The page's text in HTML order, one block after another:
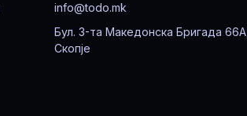
info@todo.mk
Бул. 3-та Македонска Бригада 66А,
Скопје